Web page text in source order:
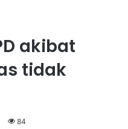
akibat
tidak
84